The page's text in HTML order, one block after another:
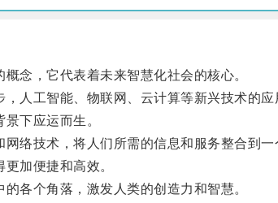
，它代表着未来智慧化社会的核心。
工智能、物联网、云计算等新兴技术的应
下应运而生。
技术，将人们所需的信息和服务整合到一
加便捷和高效。
个角落，激发人类的创造力和智慧。